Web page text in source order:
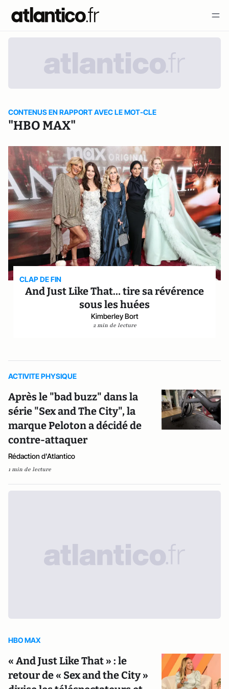
CONTENUS EN RAPPORT AVEC LE MOT-CLE
"HBO MAX"
CLAP DE FIN
And Just Like That… tire sa révérence
sous les huées
Kimberley Bort
2 min de lecture
ACTIVITE PHYSIQUE
Après le "bad buzz" dans la
série "Sex and The City", la
marque Peloton a décidé de
contre-attaquer
Rédaction d'Atlantico
1 min de lecture
HBO MAX
« And Just Like That » : le
retour de ​​« Sex and the City »